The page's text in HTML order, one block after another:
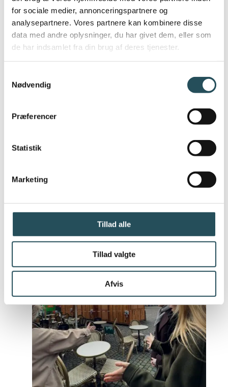
for sociale medier, annonceringspartnere og
analysepartnere. Vores partnere kan kombinere disse
data med andre oplysninger, du har givet dem, eller som
de har indsamlet fra din brug af deres tjenester.
Nødvendig
Præferencer
Statistik
Marketing
Tillad alle
Tillad valgte
Afvis